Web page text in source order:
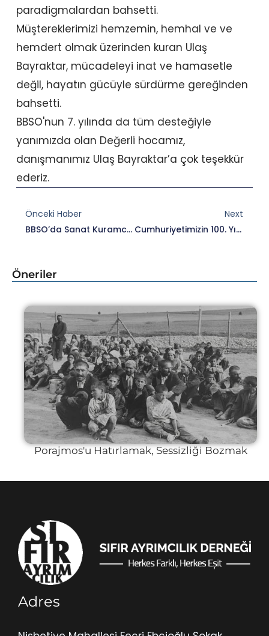
paradigmalardan bahsetti.
Müştereklerimizi hemzemin, hemhal ve ve
hemdert olmak üzerinden kuran Ulaş
Bayraktar, mücadeleyi inat ve hamasetle
değil, hayatın gücüyle sürdürme gereğinden
bahsetti.
BBSO'nun 7. yılında da tüm desteğiyle
yanımızda olan Değerli hocamız,
danışmanımız Ulaş Bayraktar’a çok teşekkür
ederiz.
Önceki Haber
BBSO’da Sanat Kuramcısı Ve Öğretim Görevlisi Dr. Ezgi Bakçay’la Birlikteydik.
Next
Cumhuriyetimizin 100. Yılı Kutlu Olsun!
Öneriler
Porajmos'u Hatırlamak, Sessizliği Bozmak
Adres